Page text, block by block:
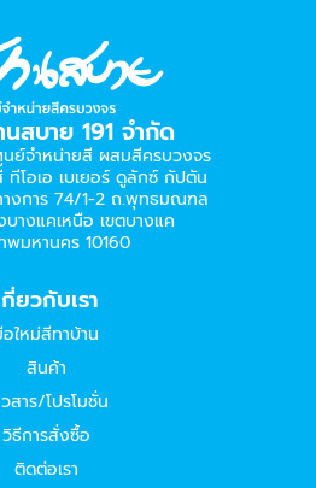
สบาย 191 จำกัด
ย์จำหน่ายสี ผสมสีครบวงจร
โอเอ เบเยอร์​ ดูลักซ์ กัปตัน
างการ 74/1-2 ถ.พุทธมณฑล
างแคเหนือ เขตบางแค
พมหานคร 10160
กี่ยวกับเรา
ใหม่สีทาบ้าน
สินค้า
สาร/โปรโมชั่น
วิธีการสั่งซื้อ
ติดต่อเรา